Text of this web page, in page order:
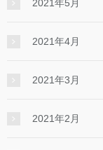
2021年5月
2021年4月
2021年3月
2021年2月